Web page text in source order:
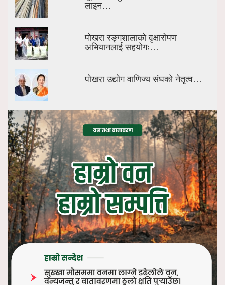
लाइन…
पोखरा रङ्गशालाको वृक्षारोपण
अभियानलाई सहयोगः…
पोखरा उद्योग वाणिज्य संघको नेतृत्व…